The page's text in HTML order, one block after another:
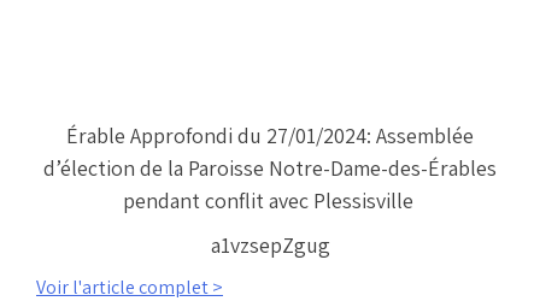
Érable Approfondi du 27/01/2024: Assemblée
d’élection de la Paroisse Notre-Dame-des-Érables
pendant conflit avec Plessisville
a1vzsepZgug
Voir l'article complet >